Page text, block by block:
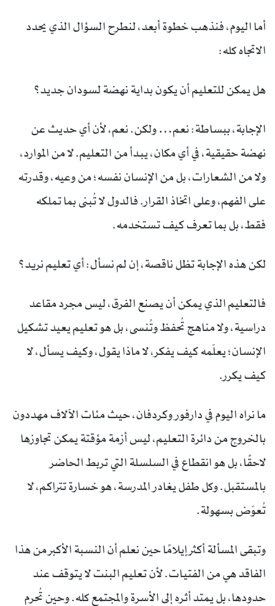
أما اليوم، فنذهب خطوة أبعد، لنطرح السؤال الذي يحدد
الاتجاه كله:
هل يمكن للتعليم أن يكون بداية نهضة لسودان جديد؟
الإجابة، ببساطة: نعم… ولكن. نعم، لأن أي حديث عن
نهضة حقيقية، في أي مكان، يبدأ من التعليم. لا من الموارد،
ولا من الشعارات، بل من الإنسان نفسه؛ من وعيه، وقدرته
على الفهم، وعلى اتخاذ القرار. فالدول لا تُبنى بما تملكه
فقط، بل بما تعرف كيف تستخدمه.
لكن هذه الإجابة تظل ناقصة، إن لم نسأل: أي تعليم نريد؟
فالتعليم الذي يمكن أن يصنع الفرق، ليس مجرد مقاعد
دراسية، ولا مناهج تُحفظ وتُنسى، بل هو تعليم يعيد تشكيل
الإنسان؛ يعلّمه كيف يفكر، لا ماذا يقول، وكيف يسأل، لا
كيف يكرر.
ما نراه اليوم في دارفور وكردفان، حيث مئات الآلاف مهددون
بالخروج من دائرة التعليم، ليس أزمة مؤقتة يمكن تجاوزها
لاحقًا، بل هو انقطاع في السلسلة التي تربط الحاضر
بالمستقبل. وكل طفل يغادر المدرسة، هو خسارة تتراكم، لا
تُعوّض بسهولة.
وتبقى المسألة أكثر إيلامًا حين نعلم أن النسبة الأكبر من هذا
الفاقد هي من الفتيات. لأن تعليم البنت لا يتوقف عند
حدودها، بل يمتد أثره إلى الأسرة والمجتمع كله. وحين تُحرم